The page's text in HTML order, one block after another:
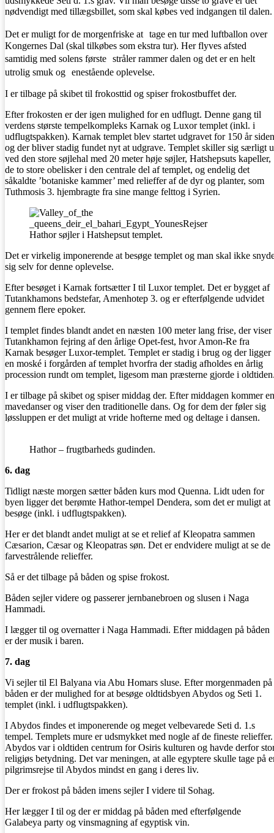
nødvendigt med tillægsbillet, som skal købes ved indgangen til dalen.
Det er muligt for de morgenfriske at tage en tur med luftballon over
Kongernes Dal (skal tilkøbes som ekstra tur). Her flyves afsted
samtidig med solens første stråler rammer dalen og det er en helt
utrolig smuk og enestående oplevelse.
I er tilbage på skibet til frokosttid og spiser frokostbuffet der.
Efter frokosten er der igen mulighed for en udflugt. Denne gang til
verdens største tempelkompleks Karnak og Luxor templet (inkl. i
udflugtspakken). Karnak templet blev startet udgravet for 150 år siden
og der bliver stadig fundet nyt at udgrave. Templet skiller sig særligt
ved den store søjlehal med 20 meter høje søjler, Hatshepsuts kapeller,
de to store obelisker i den centrale del af templet, og endelig det
såkaldte ’botaniske kammer’ med relieffer af de dyr og planter, som
Tuthmosis 3. hjembragte fra sine mange felttog i Syrien.
Hathor søjler i Hatshepsut templet.
Det er virkelig imponerende at besøge templet og man skal ikke
sig selv for denne oplevelse.
Efter besøget i Karnak fortsætter I til Luxor templet. Det er bygget af
Tutankhamons bedstefar, Amenhotep 3. og er efterfølgende udvidet
gennem flere epoker.
I templet findes blandt andet en næsten 100 meter lang frise, der viser
Tutankhamon fejring af den årlige Opet-fest, hvor Amon-Re fra
Karnak besøger Luxor-templet. Templet er stadig i brug og der ligger
en moské i forgården af templet hvorfra der stadig afholdes en årlig
procession rundt om templet, ligesom man præsterne gjorde i
I er tilbage på skibet og spiser middag der. Efter middagen kommer en
mavedanser og viser den traditionelle dans. Og for dem der føler sig
løssluppen er det muligt at vride hofterne med og deltage i dansen.
Hathor – frugtbarheds gudinden.
6. dag
Tidligt næste morgen sætter båden kurs mod Quenna. Lidt uden for
byen ligger det berømte Hathor-tempel Dendera, som det er muligt at
besøge (inkl. i udflugtspakken).
Her er det blandt andet muligt at se et relief af Kleopatra sammen
Cæsarion, Cæsar og Kleopatras søn. Det er endvidere muligt at se de
farvestrålende relieffer.
Så er det tilbage på båden og spise frokost.
Båden sejler videre og passerer jernbanebroen og slusen i Naga
Hammadi.
I lægger til og overnatter i Naga Hammadi. Efter middagen på båden
er der musik i baren.
7. dag
Vi sejler til El Balyana via Abu Homars sluse. Efter morgenmaden på
båden er der mulighed for at besøge oldtidsbyen Abydos og Seti 1.
templet (inkl. i udflugtspakken).
I Abydos findes et imponerende og meget velbevarede Seti d. 1.s
tempel. Templets mure er udsmykket med nogle af de fineste relieffer.
Abydos var i oldtiden centrum for Osiris kulturen og havde derfor
religiøs betydning. Det var meningen, at alle egyptere skulle tage på
pilgrimsrejse til Abydos mindst en gang i deres liv.
Der er frokost på båden imens sejler I videre til Sohag.
Her lægger I til og der er middag på båden med efterfølgende
Galabeya party og vinsmagning af egyptisk vin.